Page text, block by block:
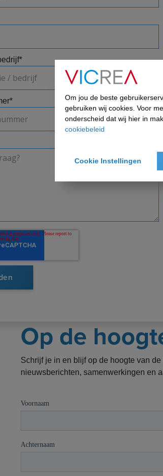
*
*
Op de
Schrijf je in en blijf op de hoogte van
nieuwsberichten, samenwerkingen en
Om jou de beste
gebruiken wij cookies. Voor
onderscheid dat wij hier in
cookiebeleid
Cookie Instellingen